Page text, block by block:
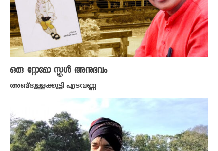
ഒരു റ്റോമോ സ്കൂൾ അനുഭവം
അബ്ദുള്ളക്കുട്ടി എടവണ്ണ